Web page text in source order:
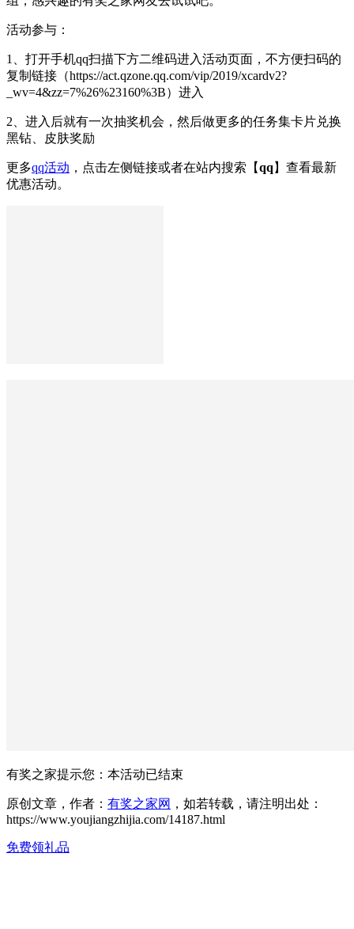
活动参与：
1、打开手机qq扫描下方二维码进入活动页面，不方便扫码的
复制链接（https://act.qzone.qq.com/vip/2019/xcardv2?
_wv=4&zz=7%26%23160%3B）进入
2、进入后就有一次抽奖机会，然后做更多的任务集卡片兑换
黑钻、皮肤奖励
更多qq活动 ，点击左侧链接或者在站内搜索【qq 】查看最新
优惠活动。
有奖之家提示您： 本活动已结束
原创文章，作者： 有奖之家网 ，如若转载，请注明出处：
https://www.youjiangzhijia.com/14187.html
免费领礼品